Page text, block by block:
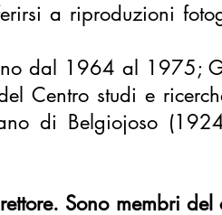
a riproduzioni
dal 1964 al 1975;
Centro studi e
di Belgiojoso
Sono membri del